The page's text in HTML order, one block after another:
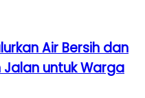
Air Bersih dan
Jalan untuk Warga